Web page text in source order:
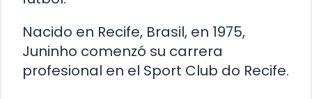
Nacido en Recife, Brasil, en 1975,
Juninho comenzó su carrera
profesional en el Sport Club do Recife.